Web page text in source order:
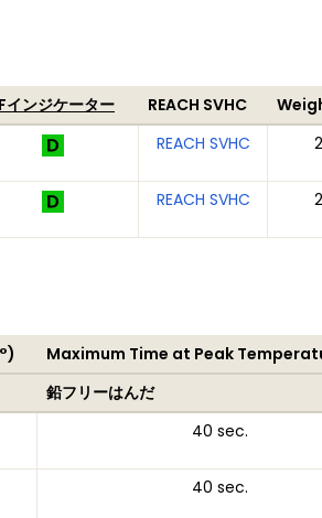
インジケーター REACH SVHC
REACH SVHC
REACH SVHC
Maximum Time at Peak
鉛フリーはんだ
40 sec.
40 sec.